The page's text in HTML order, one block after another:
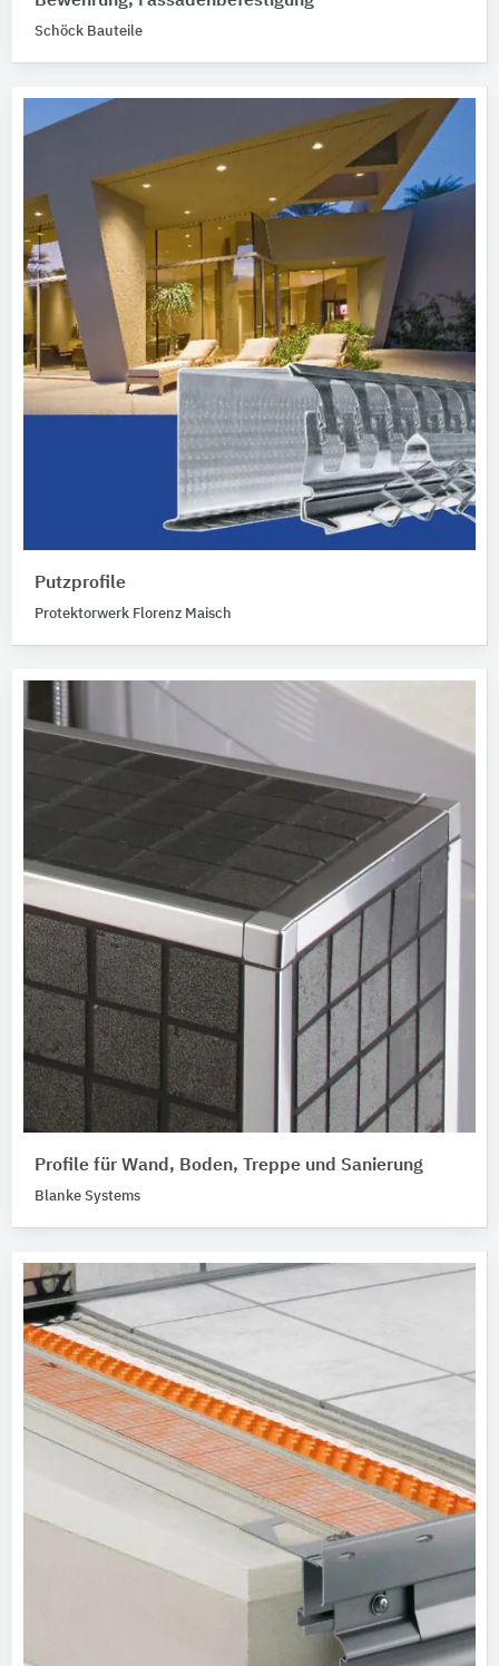
Schöck Bauteile
Putzprofile
Protektorwerk Florenz Maisch
Profile für Wand, Boden, Treppe und Sanierung
Blanke Systems